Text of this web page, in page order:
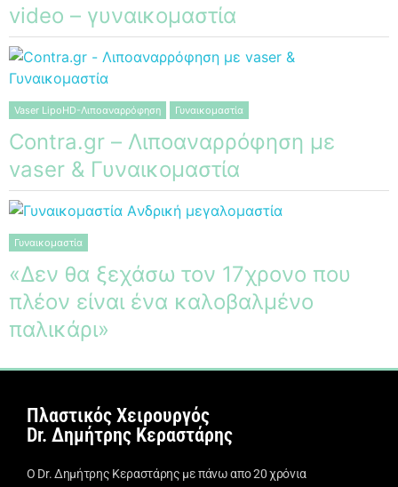
video – γυναικομαστία
Vaser LipoHD-Λιποαναρρόφηση Γυναικομαστία
Contra.gr – Λιποαναρρόφηση με
vaser & Γυναικομαστία
Γυναικομαστία
«Δεν θα ξεχάσω τον 17χρονο που
πλέον είναι ένα καλοβαλμένο
παλικάρι»
Πλαστικός Χειρουργός
Dr. Δημήτρης Κεραστάρης
Ο Dr. Δημήτρης Κεραστάρης με πάνω απο 20 χρόνια